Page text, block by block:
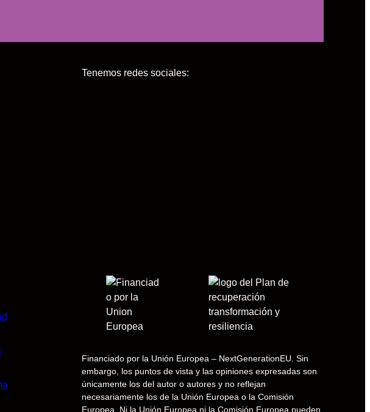
Tenemos redes sociales:
Financiado por la Unión Europea – NextGenerationEU. Sin
embargo, los puntos de vista y las opiniones expresadas son
únicamente los del autor o autores y no reflejan
necesariamente los de la Unión Europea o la Comisión
Europea. Ni la Unión Europea ni la Comisión Europea pueden